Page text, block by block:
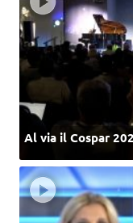
Al via il Cospar